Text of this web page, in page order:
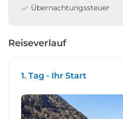
Übernachtungssteuer
Reiseverlauf
1. Tag - Ihr Start